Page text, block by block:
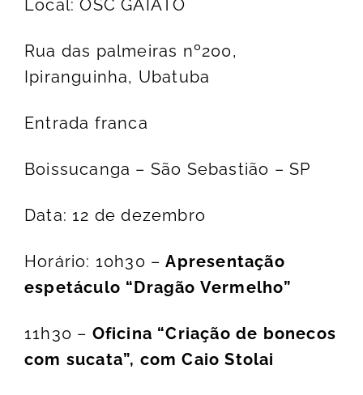
Local: OSC GAIATO
Rua das palmeiras nº200,
Ipiranguinha, Ubatuba
Entrada franca
Boissucanga – São Sebastião – SP
Data: 12 de dezembro
Horário: 10h30 –Apresentação
espetáculo “Dragão Vermelho”
11h30 – Oficina “Criação de bonecos
com sucata”, com Caio Stolai